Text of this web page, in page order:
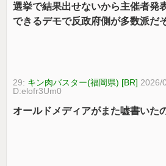
選挙で結果出せないから主催者発
できるデモで反政府側が多数派だ
29: キン肉バスター(福岡県) [BR] 2026/
D:elofr3Um0
オールドメディアがまた嘘書いた